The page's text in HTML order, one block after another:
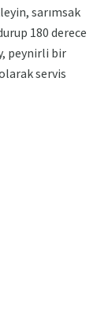
sarımsak
180 derece
peynirli bir
servis